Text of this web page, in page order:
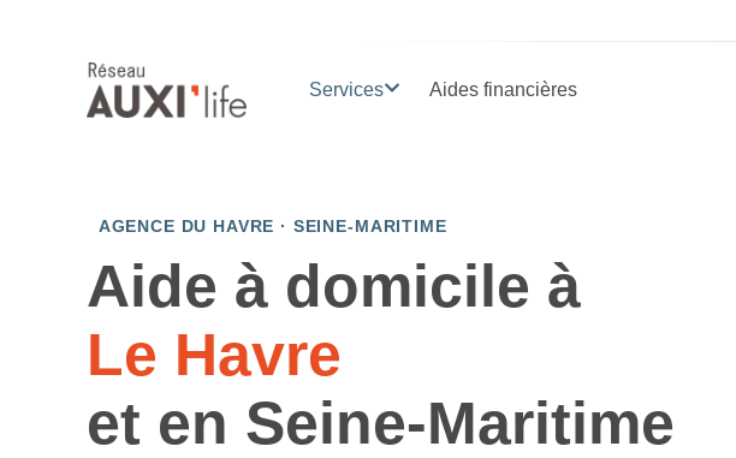
Services Aides financières
AGENCE DU HAVRE · SEINE-MARITIME
Aide à domicile à
Le Havre
et en Seine-Maritime